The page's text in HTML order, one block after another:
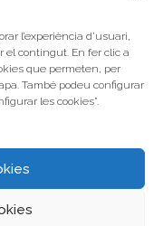
l’experiència d’usuari,
contingut. En fer clic a
que permeten, per
També podeu configurar
les cookies”.
Educatives de